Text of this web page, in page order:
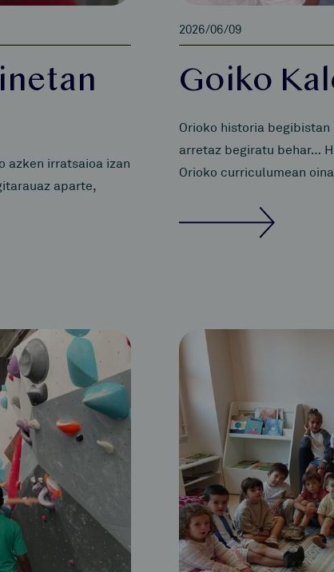
azken irratsaioa izan
aparte,
2026/06/09
Goiko
Orioko historia
arretaz begiratu behar…
Orioko curriculumean